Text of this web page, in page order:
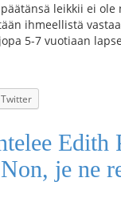
leikkii ei ole
ihmeellistä
5-7 vuotiaan
Twitter
Edith
je ne